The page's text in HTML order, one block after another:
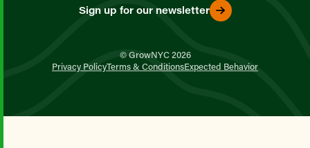
Sign up for our newsletter
© GrowNYC 2026
Privacy PolicyTerms & ConditionsExpected Behavior